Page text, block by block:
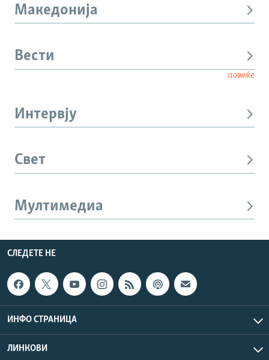
Македонија
Вести
повеќе
Интервју
Свет
Мултимедиа
СЛЕДЕТЕ НЕ
ИНФО СТРАНИЦА
ЛИНКОВИ